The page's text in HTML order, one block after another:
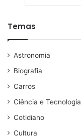
Temas
Astronomia
Biografia
Carros
Ciência e Tecnologia
Cotidiano
Cultura